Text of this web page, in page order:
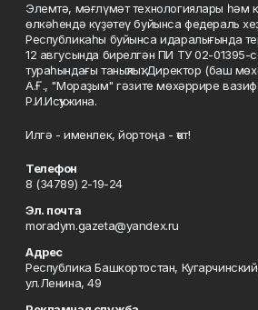
Элемтә, мәғлүмәт технологиялары һәм
өлкәһендә күҙәтеү буйынса федераль
Республикаһы буйынса идаралығында
12 авгусында бирелгән ПИ ТУ 02-01395-
тураһындағы таныҡлыҡ. Директор (баш
А.Ғ., "Мораҙым" гәзите мөхәррире
Р.И.Исҡужина.
Илгә - именлек, йортоңа - ҡот!
Телефон
8 (34789) 2-19-24
Эл. почта
moradym.gazeta@yandex.ru
Адрес
Республика Башкортостан,
ул.Ленина, 49